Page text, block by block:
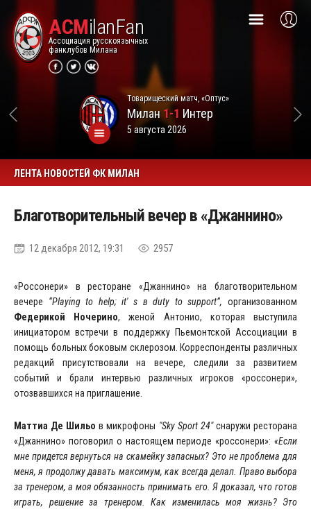
ACMilanFan
Ассоциация русскоязычных
фанклубов Милана
Товарищеский матч, «Оптус»
Милан1-1 Интер
5 августа 2026
ЛЕНТА НОВОСТЕЙ ФК МИЛАН
Благотворительный вечер в «Джаннино»
12 декабря 2012, 19:31 2957
«Россонери» в ресторане «Джаннино» на благотворительном
вечере “Playing to help; it' s в duty to support”, организованном
Федерикой Ночерино, женой Антонио, которая выступила
инициатором встречи в поддержку Пьемонтской Ассоциации в
помощь больных боковым склерозом. Корреспонденты различных
редакций присутствовали на вечере, следили за развитием
событий и брали интервью различных игроков «россонери»,
отозвавшихся на приглашение.
Маттиа Де Шильо в микрофоны "Sky Sport 24"снаружи ресторана
«Джаннино» поговорил о настоящем периоде «россонери»: «Если
мне придется вернуться на скамейку запасных? Это не проблема для
меня, я продолжу давать максимум, как всегда делал. Право выбора
за тренером, а моя обязанность принимать его. Я доказал, что готов
играть, решение за тренером. Как изменилась моя жизнь? Это